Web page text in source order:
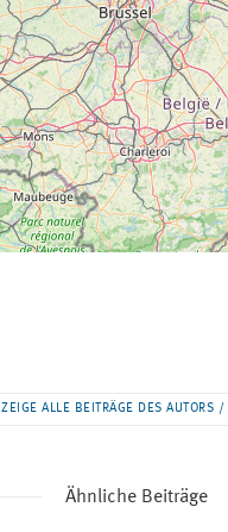
ZEIGE ALLE BEITRÄGE DES AUTORS /
Ähnliche Beiträge